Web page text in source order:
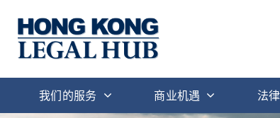
我们的服务 商业机遇 法